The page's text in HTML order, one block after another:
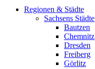
Regionen & Städte
Sachsens Städte
Bautzen
Chemnitz
Dresden
Freiberg
Görlitz